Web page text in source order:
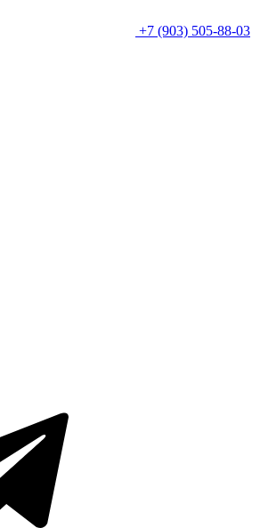
+7 (903) 505-88-03